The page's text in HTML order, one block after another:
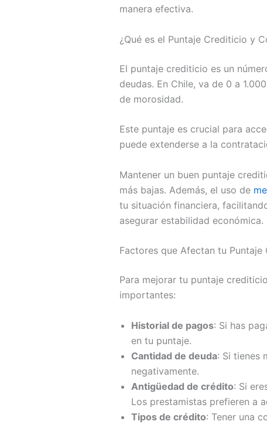
manera efectiva.
¿Qué es el Puntaje Crediticio y
El puntaje crediticio es un
deudas. En Chile, va de 0 a
de morosidad.
Este puntaje es crucial para
puede extenderse a la
Mantener un buen puntaje
más bajas. Además, el uso de
tu situación financiera,
asegurar estabilidad económica.
Factores que Afectan tu Puntaje
Para mejorar tu puntaje
importantes:
Historial de pagos: Si has
en tu puntaje.
Cantidad de deuda: Si tienes
negativamente.
Antigüedad de crédito: Si
Los prestamistas prefieren a
Tipos de crédito: Tener una